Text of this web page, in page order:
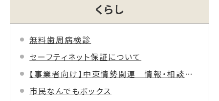
くらし
無料歯周病検診
セーフティネット保証について
【事業者向け】中東情勢関連 情報・相談窓口案内
市民なんでもボックス